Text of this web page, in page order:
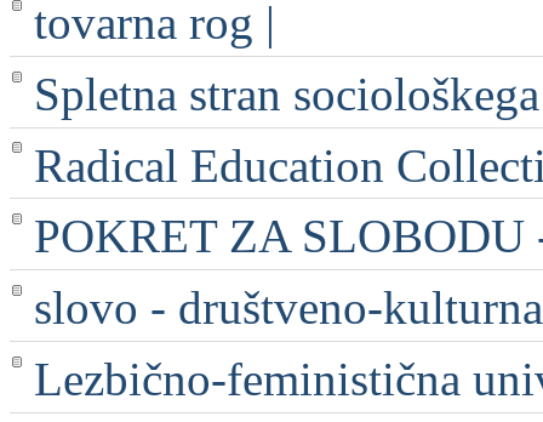
tovarna rog |
Spletna stran
Radical Education
POKRET ZA SLOBODU
slovo - društveno-
Lezbično-feministična